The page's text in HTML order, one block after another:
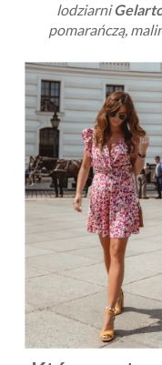
lodziarni
pomarańczą,